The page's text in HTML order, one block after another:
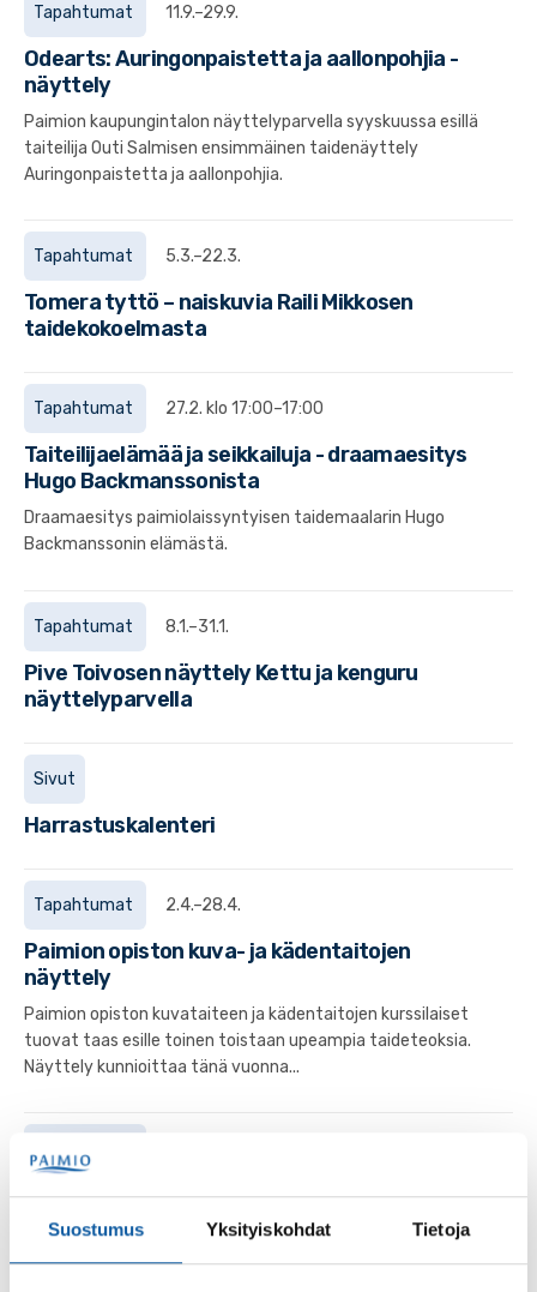
Suostumus Yksityiskohdat Tietoja
Tapahtumat 11.9.–29.9.
Odearts: Auringonpaistetta ja aallonpohjia -
näyttely
Paimion kaupungintalon näyttelyparvella syyskuussa esillä
taiteilija Outi Salmisen ensimmäinen taidenäyttely
Auringonpaistetta ja aallonpohjia.
Tapahtumat 5.3.–22.3.
Tomera tyttö – naiskuvia Raili Mikkosen
taidekokoelmasta
Tapahtumat 27.2. klo 17:00–17:00
Taiteilijaelämää ja seikkailuja - draamaesitys
Hugo Backmanssonista
Draamaesitys paimiolaissyntyisen taidemaalarin Hugo
Backmanssonin elämästä.
Tapahtumat 8.1.–31.1.
Pive Toivosen näyttely Kettu ja kenguru
näyttelyparvella
Sivut
Harrastuskalenteri
Tapahtumat 2.4.–28.4.
Paimion opiston kuva- ja kädentaitojen
näyttely
Paimion opiston kuvataiteen ja kädentaitojen kurssilaiset
tuovat taas esille toinen toistaan upeampia taideteoksia.
Näyttely kunnioittaa tänä vuonna...
Seija Honkasen näyttely Poimintoja Paimion
kotiseutumuseon lainamakasiinissa
Tervetuloa ihastelemaan Seija Honkasen luontoaiheisia